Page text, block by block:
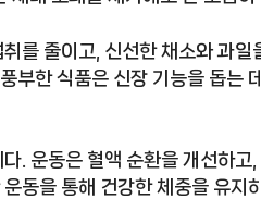
를 줄이고, 신선한 채소와 과일
부한 식품은 신장 기능을 돕는
. 운동은 혈액 순환을 개선하고
동을 통해 건강한 체중을 유지